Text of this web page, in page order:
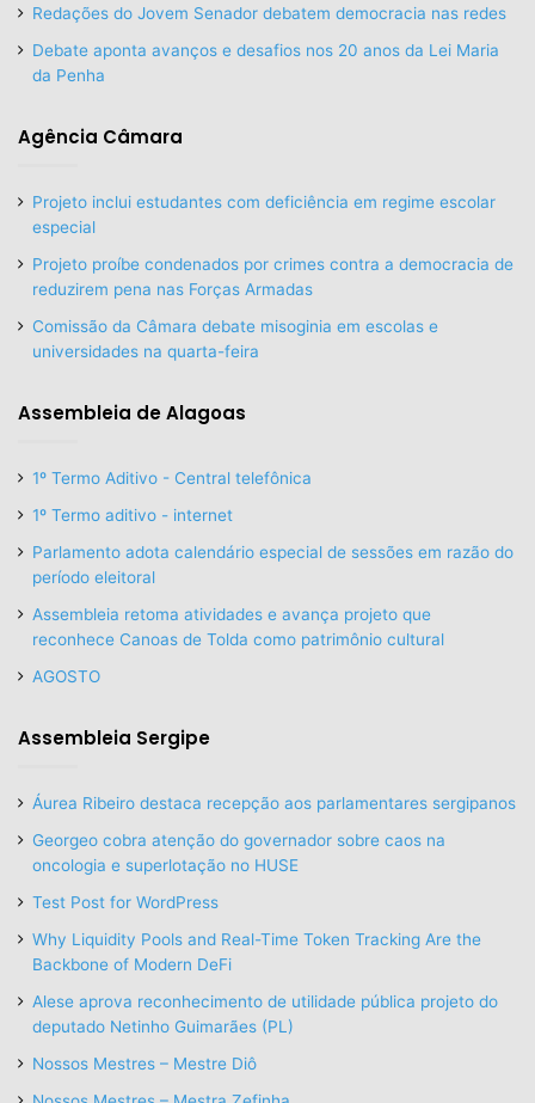
Redações do Jovem Senador debatem democracia nas redes
Debate aponta avanços e desafios nos 20 anos da Lei Maria
da Penha
Agência Câmara
Projeto inclui estudantes com deficiência em regime escolar
especial
Projeto proíbe condenados por crimes contra a democracia de
reduzirem pena nas Forças Armadas
Comissão da Câmara debate misoginia em escolas e
universidades na quarta-feira
Assembleia de Alagoas
1º Termo Aditivo - Central telefônica
1º Termo aditivo - internet
Parlamento adota calendário especial de sessões em razão do
período eleitoral
Assembleia retoma atividades e avança projeto que
reconhece Canoas de Tolda como patrimônio cultural
AGOSTO
Assembleia Sergipe
Áurea Ribeiro destaca recepção aos parlamentares sergipanos
Georgeo cobra atenção do governador sobre caos na
oncologia e superlotação no HUSE
Test Post for WordPress
Why Liquidity Pools and Real-Time Token Tracking Are the
Backbone of Modern DeFi
Alese aprova reconhecimento de utilidade pública projeto do
deputado Netinho Guimarães (PL)
Nossos Mestres – Mestre Diô